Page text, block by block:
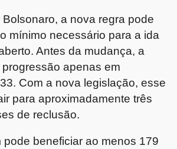
a nova regra pode
mínimo necessário para a ida
Antes da mudança, a
apenas em
Com a nova legislação, esse
para aproximadamente três
de reclusão.
pode beneficiar ao menos 179